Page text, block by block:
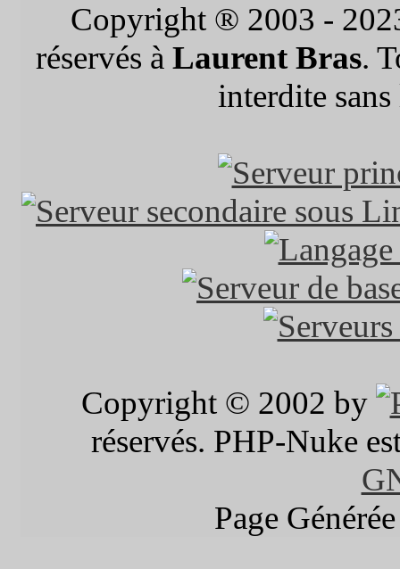
Copyright ® 2003 -
réservés à Laurent Bras.
interdite
Copyright © 2002 by
réservés. PHP-Nuke
Page